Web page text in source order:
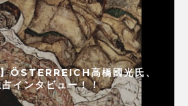
ÖSTERREICH高橋國光氏、
インタビュー！！